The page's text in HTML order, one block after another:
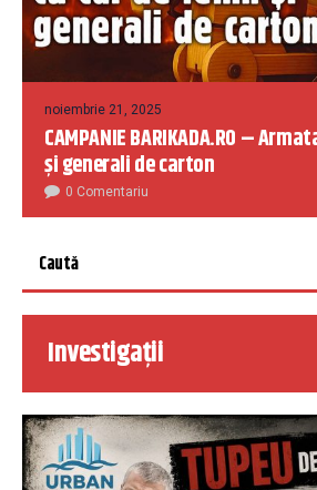
noiembrie 21, 2025
CAMPANIE BARIKADA.RO –
și generali de carton
0 Comentariu
Investigații